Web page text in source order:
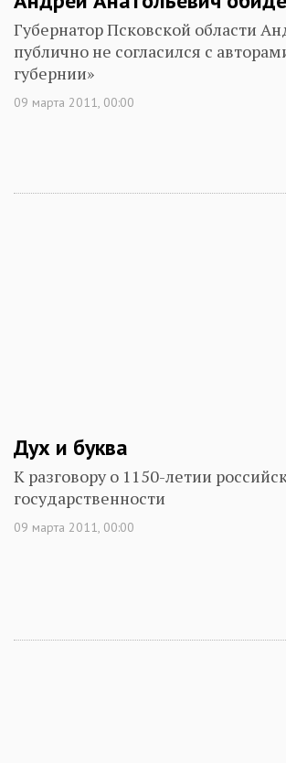
Губернатор Псковской области
публично не согласился с
губернии»
09 марта 2011, 00:00
Дух и буква
К разговору о 1150-летии
государственности
09 марта 2011, 00:00